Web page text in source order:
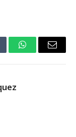
WhatsAppEmail